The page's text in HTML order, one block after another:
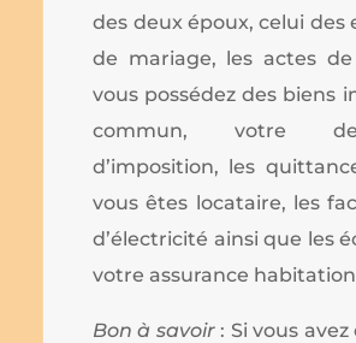
des deux époux, celui des
de mariage, les actes
vous possédez des biens
commun, votre
d’imposition, les
vous êtes locataire, les
d’électricité ainsi que les
votre assurance
Bon à savoir: Si vous